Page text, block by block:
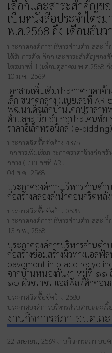
เลือกและสาระสำคัญ
เป็นหนังสือประจำไตร
พ.ศ.2568 ถึง เดือนธัน
ประกาศองค์การบริหารส่วนตำบลละเ
ได้รับการคัดเลือกและสาระสำคัญขอ
ไตรมาสที่ 1 (เดือนตุลาคม พ.ศ.2568
10 ม.ค., 2569
เอกสารเพิ่มเติมประกาศราคา
เล็ก ขนาดกลาง (แบยเลขที่
พัฒนาเด็กเล็กบ้านโคกปราสา
ตำบลละเวี้ย อำเภอประโคนชั
ราคาอิเล็กทรอนิกส์ (e-bidding)
ประกาศจัดซื้อจัดจ้าง 4375
เอกสารเพิ่มเติมประกาศราคาจ้างก่อส
กลาง (แบยเลขที่ AR…
04 ส.ค., 2568
ประกาศองค์การบริหารส่วนตำบ
ก่อสร้างคลองส่งน้ำคอนกรีตหลั
ประกาศจัดซื้อจัดจ้าง 3528
ประกาศองค์การบริหารส่วนตำบลละเวี้ย
13 ก.พ., 2568
ประกาศองค์การบริหารส่วนตำบ
ก่อสร้างซ่อมสร้างผิวทางแอสฟั
pavement in-place
จากบ้านหนองกันงา หมู่ที่ ๑
๑๐ ผิวจราจร แอสฟัลท์ติกคอน
ประกาศจัดซื้อจัดจ้าง 2580
ประกาศองค์การบริหารส่วนตำบลละเวี้ย
งานกิจการสภา อบต.ละ
22 เมษายน, 2569 งานกิจการสภา อบต.